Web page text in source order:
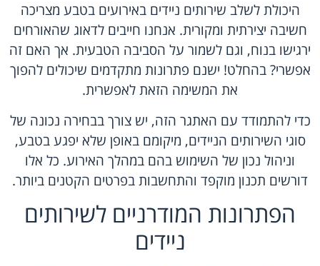
היכולת לשלב שירותים ניידים באירועים בטבע מצריכה
חשיבה יצירתית ומקורית. אנחנו חייבים לדאוג שהאורחים
ירגישו בנוח, וגם לשמור על הסביבה הטבעית. אך האם זה
אפשרי? בהחלט! ישנם פתרונות מתקדמים שיכולים להפוך
את המשימה הזאת לאפשרית.
כדי להתמודד עם האתגר הזה, יש צורך בבחירה נכונה של
סוגי השירותים הניידים, מיקומם באופן שלא יפגע בטבע,
וניהול נכון של השימוש בהם במהלך האירוע. כל אלו
דורשים תכנון מוקפד והתחשבות בפרטים הקטנים ביותר.
הפתרונות המודרניים לשירותים
ניידים